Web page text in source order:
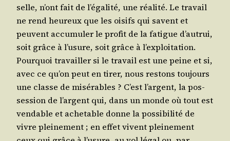
selle, n’ont fait de l’é­ga­li­té, une réa­li­té. Le tra­vail
ne rend heu­reux que les oisifs qui savent et
peuvent accu­mu­ler le pro­fit de la fatigue d’au­trui,
soit grâce à l’u­sure, soit grâce à l’ex­ploi­ta­tion.
Pour­quoi tra­vailler si le tra­vail est une peine et si,
avec ce qu’on peut en tirer, nous res­tons tou­jours
une classe de misé­rables ? C’est l’argent, la pos­
ses­sion de l’argent qui, dans un monde où tout est
ven­dable et ache­table donne la pos­si­bi­li­té de
vivre plei­ne­ment ; en effet vivent plei­ne­ment